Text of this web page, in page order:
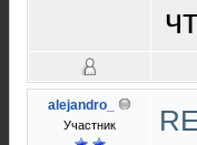
alejandro_
Участник